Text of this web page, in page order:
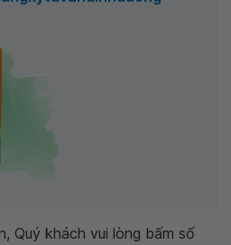
Quý khách vui lòng bấm số